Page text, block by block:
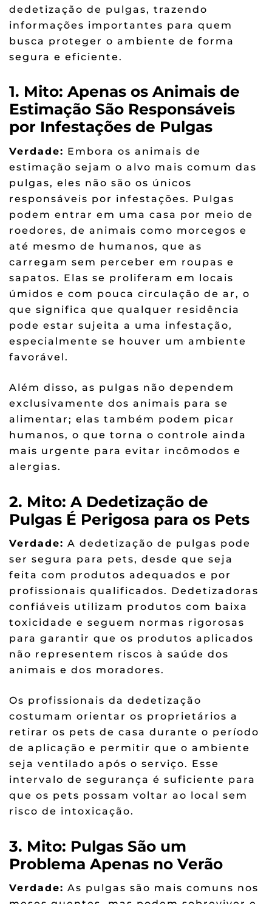
dedetização de pulgas, trazendo
informações importantes para quem
busca proteger o ambiente de forma
segura e eficiente.
1. Mito: Apenas os Animais de
Estimação São Responsáveis
por Infestações de Pulgas
Verdade: Embora os animais de
estimação sejam o alvo mais comum das
pulgas, eles não são os únicos
responsáveis por infestações. Pulgas
podem entrar em uma casa por meio de
roedores, de animais como morcegos e
até mesmo de humanos, que as
carregam sem perceber em roupas e
sapatos. Elas se proliferam em locais
úmidos e com pouca circulação de ar, o
que significa que qualquer residência
pode estar sujeita a uma infestação,
especialmente se houver um ambiente
favorável.
Além disso, as pulgas não dependem
exclusivamente dos animais para se
alimentar; elas também podem picar
humanos, o que torna o controle ainda
mais urgente para evitar incômodos e
alergias.
2. Mito: A Dedetização de
Pulgas É Perigosa para os Pets
Verdade: A dedetização de pulgas pode
ser segura para pets, desde que seja
feita com produtos adequados e por
profissionais qualificados. Dedetizadoras
confiáveis utilizam produtos com baixa
toxicidade e seguem normas rigorosas
para garantir que os produtos aplicados
não representem riscos à saúde dos
animais e dos moradores.
Os profissionais da dedetização
costumam orientar os proprietários a
retirar os pets de casa durante o período
de aplicação e permitir que o ambiente
seja ventilado após o serviço. Esse
intervalo de segurança é suficiente para
que os pets possam voltar ao local sem
risco de intoxicação.
3. Mito: Pulgas São um
Problema Apenas no Verão
Verdade: As pulgas são mais comuns nos